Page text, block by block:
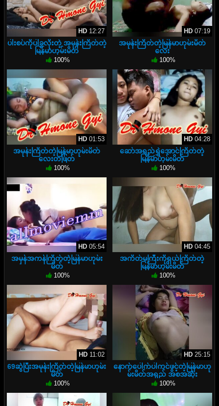
HD12:27
ပါးစပ်ကိုပါခွလိုးတဲ့ အမုန်းကြိတ်တဲ့
မြန်မာဟုမ်းမိတ်
100%
HD07:19
အမုန်းကြိတ်တဲ့မြန်မာဟုမ်းမိတ်
လေး
100%
HD01:53
အမုန်းကြိတ်တဲ့မြန်မာဟုမ်းမိတ်
လေးတဖြတ်
100%
HD04:28
ဆော်အရည်ရွှဲအောင်ကြိတ်တဲ့
မြန်မာဟုမ်းမိတ်
100%
HD05:54
အမှန်အကန်ကြိတ်တဲ့မြန်မာဟုမ်း
မိတ်
100%
HD04:45
အကိတ်မကြီးကိုရှယ်ကြိတ်တဲ့
မြန်မာဟုမ်းမိတ်
100%
HD11:02
69ဆွဲပြီးအမုန်းကြိတ်တဲ့မြန်မာဟုမ်း
မိတ်
100%
HD25:15
နောက်ပေါက်ပါကင်ဖွင့်တဲ့မြန်မာဟု
မ်းမိတ်အရှည် အစအဆုံး
100%